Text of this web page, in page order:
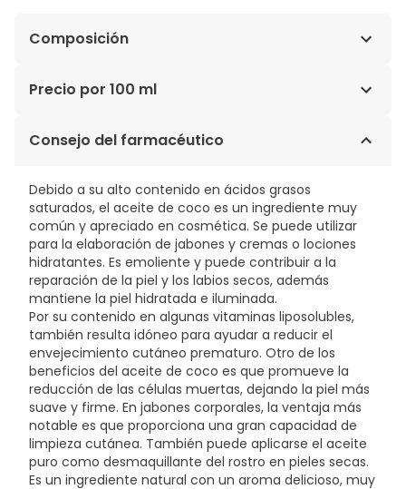
Composición
AGUA, ACEITE DE SÉSAMO, TENSIOACTIVOS A BASE DE
AMARILLO, GOMA DE XANTANO, ÁCIDO LÁCTICO,
Precio por 100 ml
7,04€ / 100 ml
Consejo del farmacéutico
Debido a su alto contenido en ácidos grasos
saturados, el aceite de coco es un ingrediente muy
común y apreciado en cosmética. Se puede utilizar
para la elaboración de jabones y cremas o lociones
hidratantes. Es emoliente y puede contribuir a la
reparación de la piel y los labios secos, además
mantiene la piel hidratada e iluminada.
Por su contenido en algunas vitaminas liposolubles,
también resulta idóneo para ayudar a reducir el
envejecimiento cutáneo prematuro. Otro de los
beneficios del aceite de coco es que promueve la
reducción de las células muertas, dejando la piel más
suave y firme. En jabones corporales, la ventaja más
notable es que proporciona una gran capacidad de
limpieza cutánea. También puede aplicarse el aceite
puro como desmaquillante del rostro en pieles secas.
Es un ingrediente natural con un aroma delicioso, muy